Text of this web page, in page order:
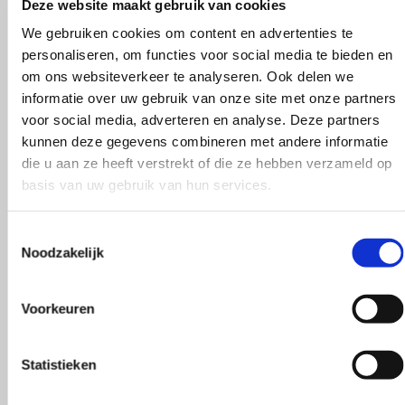
Deze website maakt gebruik van cookies
We gebruiken cookies om content en advertenties te
personaliseren, om functies voor social media te bieden en
om ons websiteverkeer te analyseren. Ook delen we
informatie over uw gebruik van onze site met onze partners
voor social media, adverteren en analyse. Deze partners
kunnen deze gegevens combineren met andere informatie
die u aan ze heeft verstrekt of die ze hebben verzameld op
basis van uw gebruik van hun services.
Noodzakelijk
Voorkeuren
Statistieken